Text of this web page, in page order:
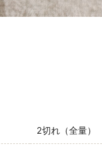
2切れ（全量）